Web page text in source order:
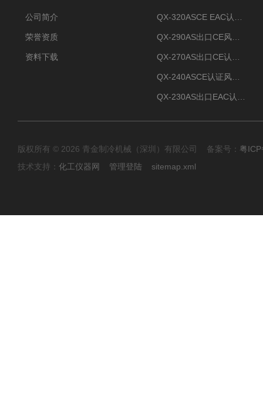
公司简介
荣誉资质
资料下载
QX-320ASCE EAC认证风冷螺杆式冷水机厂家
QX-290AS出口CE风冷螺杆式工业冷水机
QX-270AS出口CE认证Air-cooled screw chiller螺杆机
QX-240ASCE认证风冷螺杆式冷水机
QX-230AS出口EAC认证风冷螺杆式冷水机
版权所有 © 2026 青金制冷机械（深圳）有限公司 备案号： 粤
技术支持： 化工仪器网 管理登陆 sitemap.xml